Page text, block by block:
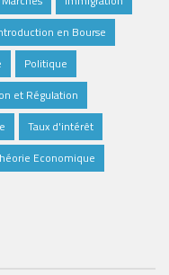
en Bourse
Politique
et Régulation
Taux d'intérêt
Economique